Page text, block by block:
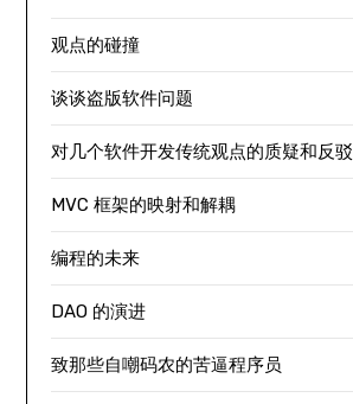
观点的碰撞
谈谈盗版软件问题
对几个软件开发传统观点的质疑和反驳
MVC 框架的映射和解耦
编程的未来
DAO 的演进
致那些自嘲码农的苦逼程序员